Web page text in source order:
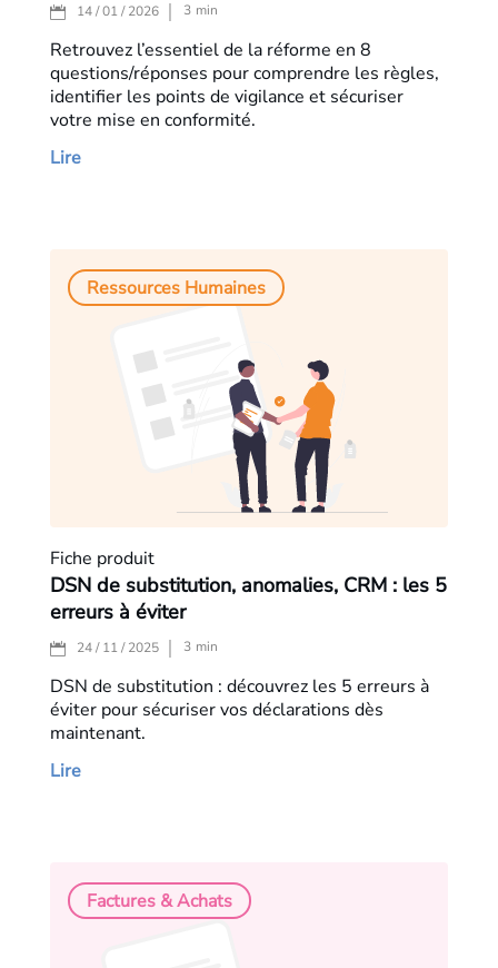
14 / 01 / 2026 3 min
Retrouvez l’essentiel de la réforme en 8
questions/réponses pour comprendre les règles,
identifier les points de vigilance et sécuriser
votre mise en conformité.
Lire
Ressources Humaines
Fiche produit
DSN de substitution, anomalies, CRM : les 5
erreurs à éviter
24 / 11 / 2025 3 min
DSN de substitution : découvrez les 5 erreurs à
éviter pour sécuriser vos déclarations dès
maintenant.
Lire
Factures & Achats